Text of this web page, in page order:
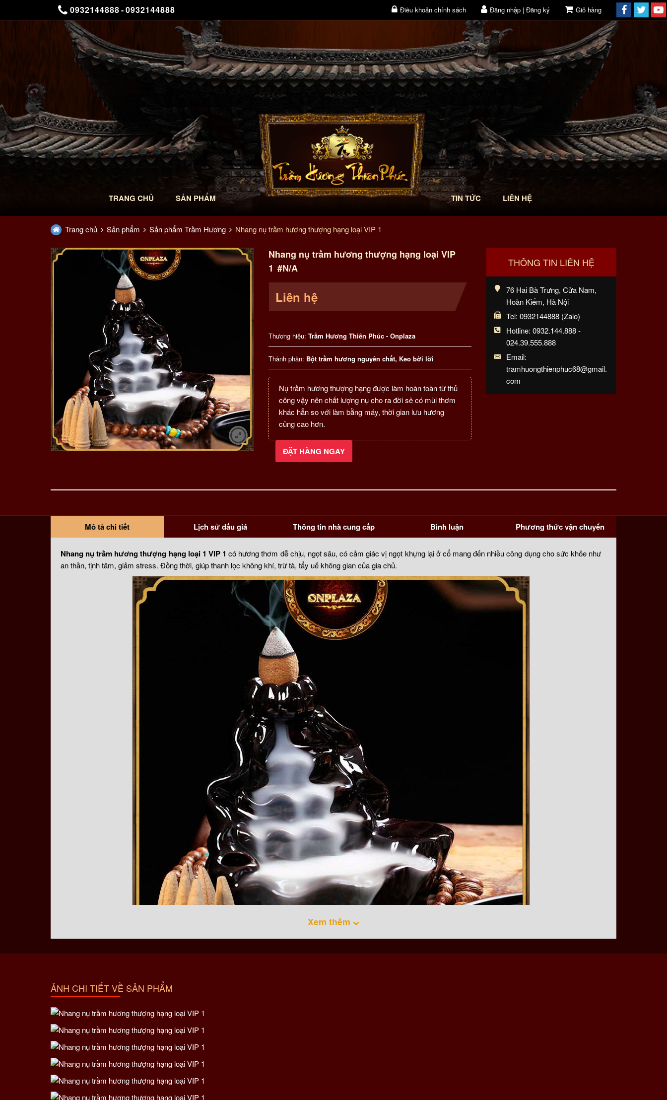
0932144888-0932144888 Điều khoản chính sách Đăng nhập | Đăng ký Giỏ hàng
TRANG CHỦ SẢN PHẨM TIN TỨC LIÊN HỆ
Trang chủ Sản phẩm Sản phẩm Trầm Hương Nhang nụ trầm hương thượng hạng loại VIP 1
Nhang nụ trầm hương thượng hạng loại VIP
1 #N/A
Liên hệ
Thương hiệu: Trầm Hương Thiên Phúc - Onplaza
Thành phần: Bột trầm hương nguyên chất, Keo bời lời
Nụ trầm hương thượng hạng được làm hoàn toàn từ thủ
công vậy nên chất lượng nụ cho ra đời sẽ có mùi thơm
khác hẳn so với làm bằng máy, thời gian lưu hương
cũng cao hơn.
Nhang
nụ
hương
VIP
số
lượng
ĐẶT HÀNG NGAY
THÔNG TIN LIÊN HỆ
76 Hai Bà Trưng, Cửa Nam,
Hoàn Kiếm, Hà Nội
Tel: 0932144888 (Zalo)
Hotline: 0932.144.888 -
024.39.555.888
Email:
tramhuongthienphuc68@gmail.
com
Mô tả chi tiết Lịch sử đấu giá Thông tin nhà cung cấp Bình luận Phương thức vận chuyển
Nhang nụ trầm hương thượng hạng loại 1 VIP 1 có hương thơm dễ chịu, ngọt sâu, có cảm giác vị ngọt khựng lại ở cổ mang đến nhiều công dụng cho sức khỏe như
an thần, tịnh tâm, giảm stress. Đồng thời, giúp thanh lọc không khí, trừ tà, tẩy uế không gian của gia chủ.
Vì thế, nhang nụ trầm hương thượng hạng thường được dùng trong việc thờ cúng tổ tiên, ông bà, đốt trong các dịp lễ Tết, lễ hội tôn giáo hoặc cửa hàng sắp khai trương.
Trầm hương nụ thượng hạng thuộc dòng sản phẩm đặc biệt, thành phần chính của nụ trầm thượng hạng được chọn lọc từ những mảnh gỗ trầm hương thiên nhiên
nguyên chất và được xay nhuyễn thành bột. Các thợ nhân lành nghề đã khéo léo cho vào khuôn để tạo thành những viên nụ trầm sang trọng. Nụ trầm hương thượng
hạng được làm hoàn toàn từ thủ công, mục đích sử dụng keo bời lời (loại keo tự nhiên) ít hơn nhiều so với làm bằng máy. Vì thế, chất lượng nụ cho ra đời sẽ có mùi
thơm khác hẳn so với làm bằng máy, thời gian lưu hương cũng cao hơn.
Xem thêm
ẢNH CHI TIẾT VỀ SẢN PHẨM